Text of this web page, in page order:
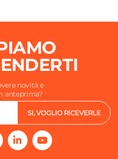
novità e
anteprima?
SI, VOGLIO RICEVERLE